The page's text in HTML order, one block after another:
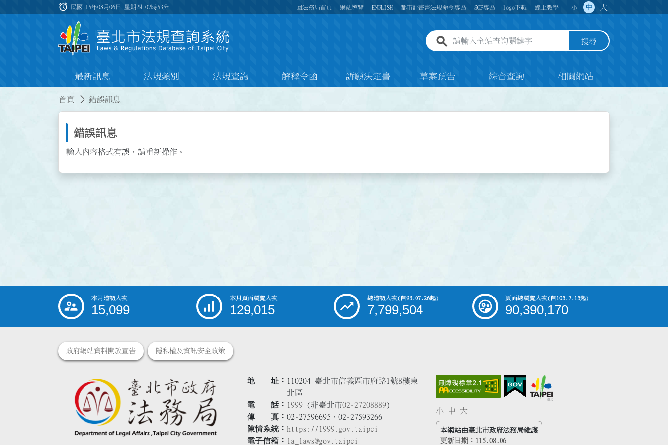
:::
alarm 民國115年08月06日 星期四07時53分 回法務局首頁 網站導覽 ENGLISH 都市計畫書法規命令專區 SOP專區 logo下載 線上教學 小 中 大
全站查詢關鍵字欄位 搜尋
最新訊息 法規類別 法規查詢 解釋令函 訴願決定書 草案預告 綜合查詢 相關網站
首頁 錯誤訊息
錯誤訊息
輸入內容格式有誤，請重新操作。
::: 本月造訪人次
15,099
本月頁面瀏覽人次
129,015
總造訪人次(自93.07.26起)
7,799,504
頁面總瀏覽人次(自105.7.15起)
90,390,170
政府網站資料開放宣告 隱私權及資訊安全政策
地 址
110204 臺北市信義區市府路1號8樓東
北區
電 話
1999 (非臺北市02-27208889)
傳 真
02-27596695、02-27593266
陳情系統
https://1999.gov.taipei
電子信箱
la_laws@gov.taipei
小 中 大
本網站由臺北市政府法務局維護
更新日期： 115.08.06